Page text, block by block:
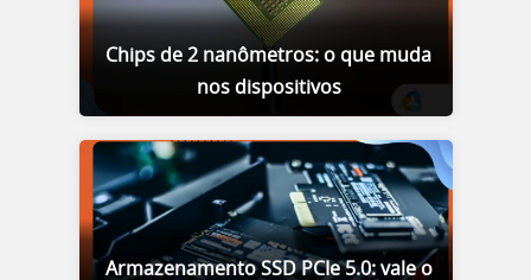
Chips de 2 nanômetros: o que muda
nos dispositivos
Armazenamento SSD PCIe 5.0: vale o